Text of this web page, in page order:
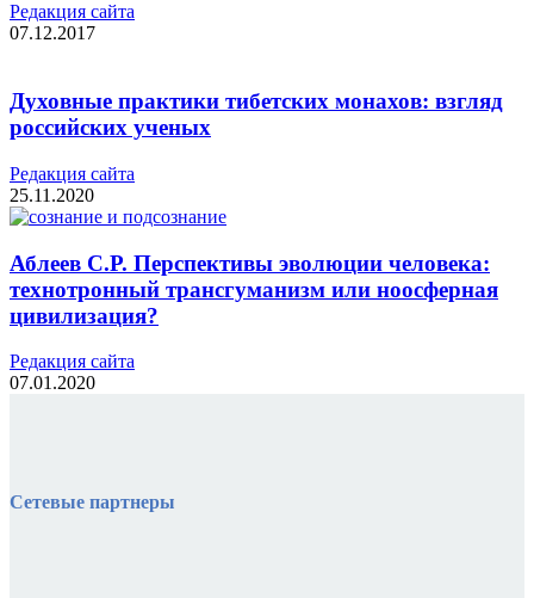
Редакция cайта
07.12.2017
Духовные практики тибетских монахов: взгляд
российских ученых
Редакция cайта
25.11.2020
Аблеев С.Р. Перспективы эволюции человека:
технотронный трансгуманизм или ноосферная
цивилизация?
Редакция cайта
07.01.2020
Сетевые партнеры